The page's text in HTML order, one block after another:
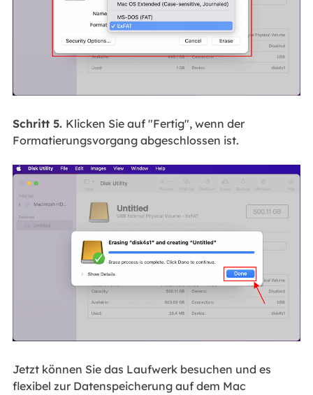
Schritt 5. Klicken Sie auf "Fertig", wenn der
Formatierungsvorgang abgeschlossen ist.
Jetzt können Sie das Laufwerk besuchen und es
flexibel zur Datenspeicherung auf dem Mac